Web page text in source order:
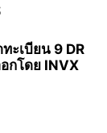
ะเบียน 9 DR
กโดย INVX